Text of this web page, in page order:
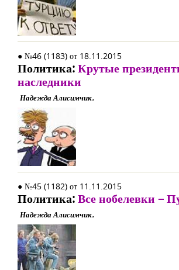
● №46 (1183) от 18.11.2015
Политика:Крутые
наследники
Надежда Алисимчик.
● №45 (1182) от 11.11.2015
Политика:Все нобелевки –
Надежда Алисимчик.